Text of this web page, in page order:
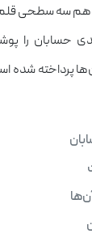
سه سطحی
حسابان را
پرداخته شده